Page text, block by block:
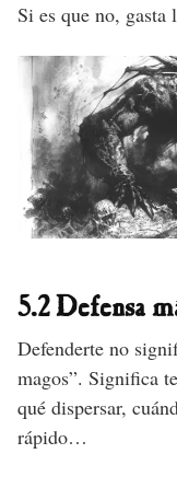
Si es que no,
5.2 Defensa
Defenderte no
magos”. Significa
qué dispersar,
rápido…